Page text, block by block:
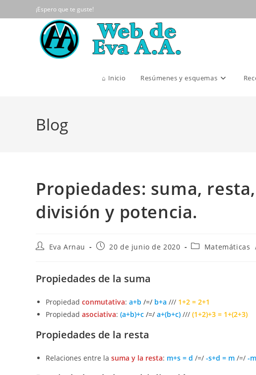
al
¡Espero que te guste!
⌂ Inicio Resúmenes y esquemas
Blog
Propiedades: suma,
división y potencia.
Autor
entrada:
Eva Arnau
Publicación
entrada:
20 de junio de 2020
Categoría
Matemáticas
Propiedades de la suma
Propiedad conmutativa: a+b /=/ b+a /// 1+2 = 2+1
Propiedad asociativa: (a+b)+c /=/ a+(b+c) /// (1+2)+3 = 1+(2+3)
Propiedades de la resta
Relaciones entre la suma y la resta: m+s = d /=/ -s+d = m /=/ -